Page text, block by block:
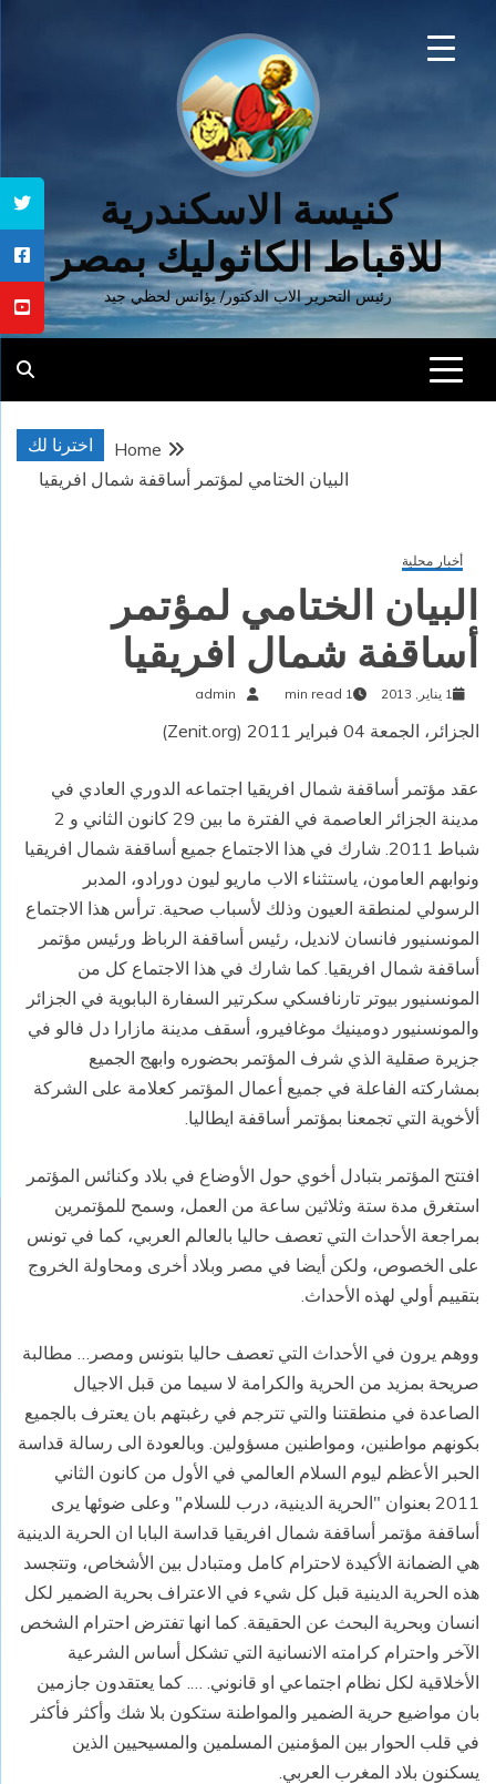
كنيسة الاسكندرية
للاقباط الكاثوليك بمصر
رئيس التحرير الاب الدكتور/ يؤانس لحظي جيد
اخترنا لك
Home
البيان الختامي لمؤتمر أساقفة شمال افريقيا
أخبار محلية
البيان الختامي لمؤتمر
أساقفة شمال افريقيا
1 يناير, 2013 1 min read
admin
الجزائر، الجمعة 04 فبراير 2011 (Zenit.org)
عقد مؤتمر أساقفة شمال افريقيا اجتماعه الدوري العادي في
مدينة الجزائر العاصمة في الفترة ما بين 29 كانون الثاني و 2
شباط 2011. شارك في هذا الاجتماع جميع أساقفة شمال افريقيا
ونوابهم العامون، ياستثناء الاب ماريو ليون دورادو، المدبر
الرسولي لمنطقة العيون وذلك لأسباب صحية. ترأس هذا الاجتماع
المونسنيور فانسان لانديل، رئيس أساقفة الرباظ ورئيس مؤتمر
أساقفة شمال افريقيا. كما شارك في هذا الاجتماع كل من
المونسنيور بيوتر تارنافسكي سكرتير السفارة البابوية في الجزائر
والمونسنيور دومينيك موغافيرو، أسقف مدينة مازارا دل فالو في
جزيرة صقلية الذي شرف المؤتمر بحضوره وابهج الجميع
بمشاركته الفاعلة في جميع أعمال المؤتمر كعلامة على الشركة
ألأخوية التي تجمعنا بمؤتمر أساقفة ايطاليا.
افتتح المؤتمر بتبادل أخوي حول الأوضاع في بلاد وكنائس المؤتمر
استغرق مدة ستة وثلاثين ساعة من العمل، وسمح للمؤتمرين
بمراجعة الأحداث التي تعصف حاليا بالعالم العربي، كما في تونس
على الخصوص، ولكن أيضا في مصر وبلاد أخرى ومحاولة الخروج
بتقييم أولي لهذه الأحداث.
ووهم يرون في الأحداث التي تعصف حاليا بتونس ومصر… مطالبة
صريحة بمزيد من الحرية والكرامة لا سيما من قبل الاجيال
الصاعدة في منطقتنا والتي تترجم في رغبتهم بان يعترف بالجميع
بكونهم مواطنين، ومواطنين مسؤولين. وبالعودة الى رسالة قداسة
الحبر الأعظم ليوم السلام العالمي في الأول من كانون الثاني
2011 بعنوان "الحرية الدينية، درب للسلام" وعلى ضوئها يرى
أساقفة مؤتمر أساقفة شمال افريقيا قداسة البابا ان الحرية الدينية
هي الضمانة الأكيدة لاحترام كامل ومتبادل بين الأشخاص، وتتجسد
هذه الحرية الدينية قبل كل شيء في الاعتراف بحرية الضمير لكل
انسان وبحرية البحث عن الحقيقة. كما انها تفترض احترام الشخص
الآخر واحترام كرامته الانسانية التي تشكل أساس الشرعية
الأخلاقية لكل نظام اجتماعي او قانوني. …. كما يعتقدون جازمين
بان مواضيع حرية الضمير والمواطنة ستكون بلا شك وأكثر فأكثر
في قلب الحوار بين المؤمنين المسلمين والمسيحيين الذين
يسكنون بلاد المغرب العربي.